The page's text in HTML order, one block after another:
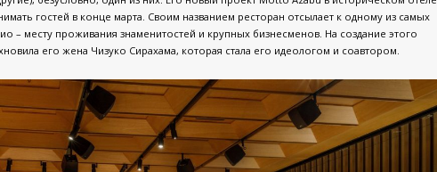
гостей в конце марта. Своим названием ресторан отсылает к одному из самых
– месту проживания знаменитостей и крупных бизнесменов. На создание этого
его жена Чизуко Сирахама, которая стала его идеологом и соавтором.